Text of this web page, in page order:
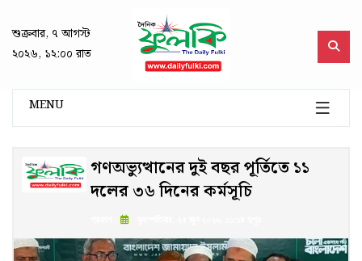
শুক্রবার, ৭ আগস্ট
২০২৬, ১২:০০ রাত
MENU
গণঅভ্যুত্থানের দুই বছর পূর্তিতে ১১
দলের ৩৬ দিনের কর্মসূচি